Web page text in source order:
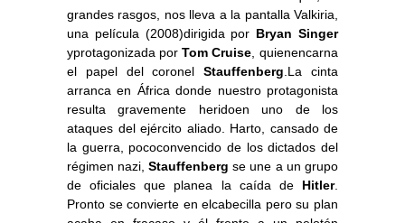
grandes rasgos, nos lleva a la pantalla Valkiria,
una película (2008)dirigida por Bryan Singer
yprotagonizada por Tom Cruise , quienencarna
el papel del coronel Stauffenberg .La cinta
arranca en África donde nuestro protagonista
resulta gravemente heridoen uno de los
ataques del ejército aliado. Harto, cansado de
la guerra, pococonvencido de los dictados del
régimen nazi, Stauffenberg se une a un grupo
de oficiales que planea la caída de Hitler.
Pronto se convierte en elcabecilla pero su plan